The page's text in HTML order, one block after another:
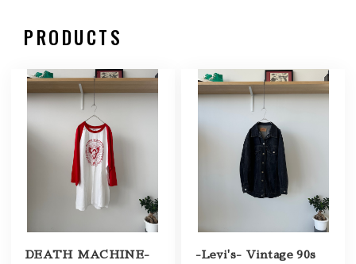
PRODUCTS
DEATH MACHINE-
-Levi's- Vintage 90s